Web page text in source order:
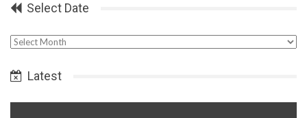
Select Date
Select
Latest